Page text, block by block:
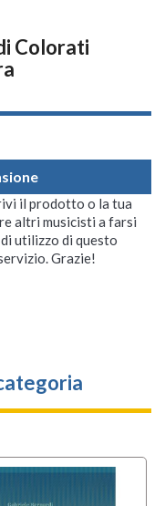
Colorati
il prodotto o la tua
altri musicisti a farsi
utilizzo di questo
Grazie!